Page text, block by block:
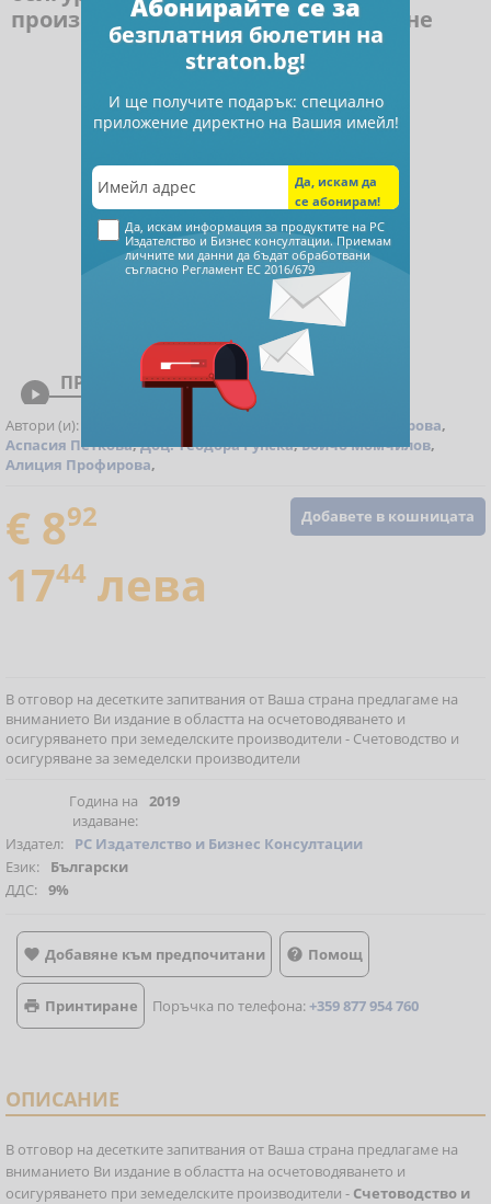
производители: закони и тълкуване
 ПРЕГЛЕД
Автори (и): Ели Марова,
Аспасия Петкова,Доц. Теодора Рупска,Бойчо Момчилов,
Алиция Профирова,
Добавете в кошницата
€ 892
1744 лева
В отговор на десетките запитвания от Ваша страна предлагаме на
вниманието Ви издание в областта на осчетоводяването и
осигуряването при земеделските производители - Счетоводство и
осигуряване за земеделски производители
Година на
издаване:
2019
Издател:
РС Издателство и Бизнес Консултации
Език:
Български
ДДС: 9%
 Добавяне към предпочитани  Помощ
 Принтиране Поръчка по телефона:+359 877 954 760
ОПИСАНИЕ
В отговор на десетките запитвания от Ваша страна предлагаме на
вниманието Ви издание в областта на осчетоводяването и
осигуряването при земеделските производители - Счетоводство и
безплатния бюлетин на
straton.bg!
И ще получите подарък: специално
приложение директно на Вашия имейл!
Да, искам информация за продуктите на РС
Издателство и Бизнес консултации. Приемам
личните ми данни да бъдат обработвани
съгласно Регламент ЕС 2016/679